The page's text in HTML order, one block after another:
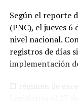
Según el reporte
(PNC), el jueves
nivel nacional.
registros de días
implementación
El régimen de